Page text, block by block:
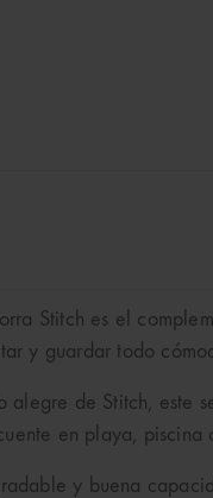
Stitch es el
y guardar todo
alegre de Stitch, este
en playa, piscina
y buena